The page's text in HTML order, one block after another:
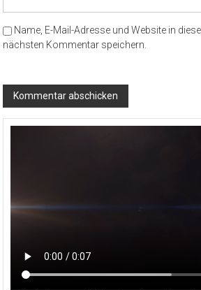
Name, E-Mail-Adresse und Website in
nächsten Kommentar speichern.